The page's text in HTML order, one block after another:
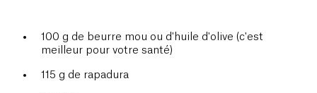
100 g de beurre mou ou d'huile d'olive (c'est
meilleur pour votre santé)
115 g de rapadura